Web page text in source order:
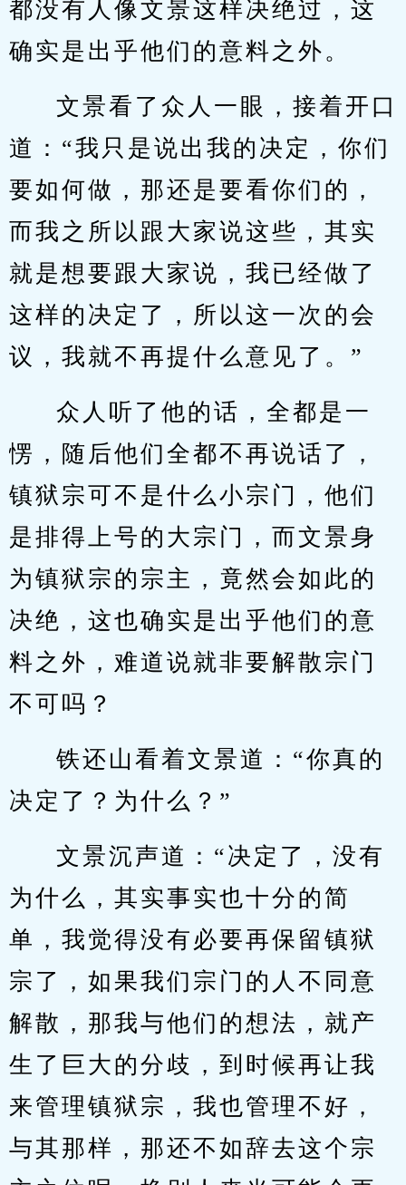
都没有人像文景这样决绝过，这
确实是出乎他们的意料之外。
文景看了众人一眼，接着开口
道：“我只是说出我的决定，你们
要如何做，那还是要看你们的，
而我之所以跟大家说这些，其实
就是想要跟大家说，我已经做了
这样的决定了，所以这一次的会
议，我就不再提什么意见了。”
众人听了他的话，全都是一
愣，随后他们全都不再说话了，
镇狱宗可不是什么小宗门，他们
是排得上号的大宗门，而文景身
为镇狱宗的宗主，竟然会如此的
决绝，这也确实是出乎他们的意
料之外，难道说就非要解散宗门
不可吗？
铁还山看着文景道：“你真的
决定了？为什么？”
文景沉声道：“决定了，没有
为什么，其实事实也十分的简
单，我觉得没有必要再保留镇狱
宗了，如果我们宗门的人不同意
解散，那我与他们的想法，就产
生了巨大的分歧，到时候再让我
来管理镇狱宗，我也管理不好，
与其那样，那还不如辞去这个宗